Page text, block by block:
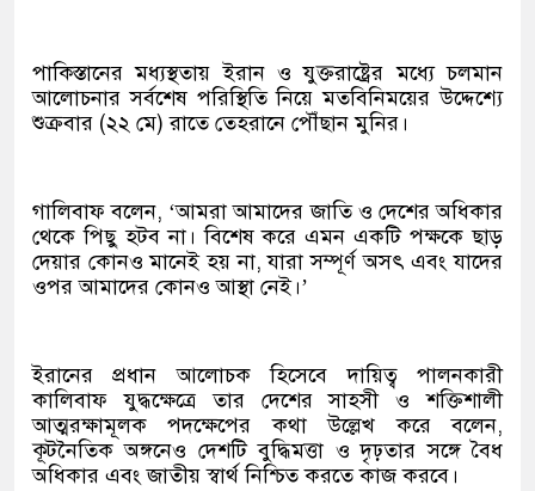
পাকিস্তানের মধ্যস্থতায় ইরান ও যুক্তরাষ্ট্রের মধ্যে চলমান
আলোচনার সর্বশেষ পরিস্থিতি নিয়ে মতবিনিময়ের উদ্দেশ্যে
শুক্রবার (২২ মে) রাতে তেহরানে পৌঁছান মুনির।
গালিবাফ বলেন, ‘আমরা আমাদের জাতি ও দেশের অধিকার
থেকে পিছু হটব না। বিশেষ করে এমন একটি পক্ষকে ছাড়
দেয়ার কোনও মানেই হয় না, যারা সম্পূর্ণ অসৎ এবং যাদের
ওপর আমাদের কোনও আস্থা নেই।’
ইরানের প্রধান আলোচক হিসেবে দায়িত্ব পালনকারী
কালিবাফ যুদ্ধক্ষেত্রে তার দেশের সাহসী ও শক্তিশালী
আত্মরক্ষামূলক পদক্ষেপের কথা উল্লেখ করে বলেন,
কূটনৈতিক অঙ্গনেও দেশটি বুদ্ধিমত্তা ও দৃঢ়তার সঙ্গে বৈধ
অধিকার এবং জাতীয় স্বার্থ নিশ্চিত করতে কাজ করবে।